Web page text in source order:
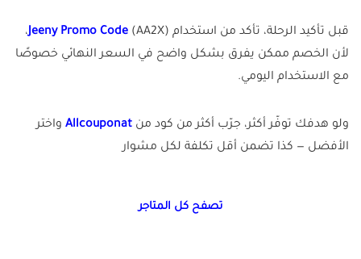
قبل تأكيد الرحلة، تأكد من استخدام Jeeny Promo Code(AA2X)،
لأن الخصم ممكن يفرق بشكل واضح في السعر النهائي خصوصًا
مع الاستخدام اليومي.
ولو هدفك توفّر أكثر، جرّب أكثر من كود من Allcouponat واختر
الأفضل — كذا تضمن أقل تكلفة لكل مشوار
تصفح كل المتاجر